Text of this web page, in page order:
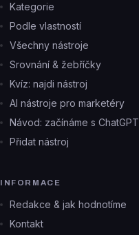
Kategorie
Podle vlastností
Všechny nástroje
Srovnání & žebříčky
Kvíz: najdi nástroj
AI nástroje pro marketéry
Návod: začínáme s ChatGPT
Přidat nástroj
INFORMACE
Redakce & jak hodnotíme
Kontakt